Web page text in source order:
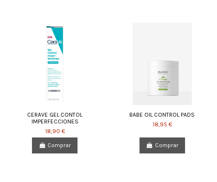
CERAVE GEL CONTOL
IMPERFECCIONES
18,90 €
Comprar
BABE OIL CONTROL PADS
18,95 €
Comprar